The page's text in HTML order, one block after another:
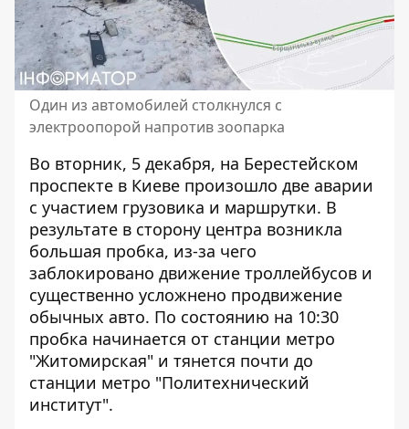
Один из автомобилей столкнулся с
электроопорой напротив зоопарка
Во вторник, 5 декабря, на Берестейском
проспекте в Киеве произошло две аварии
с участием грузовика и маршрутки. В
результате в сторону центра возникла
большая пробка, из-за чего
заблокировано движение троллейбусов и
существенно усложнено продвижение
обычных авто. По состоянию на 10:30
пробка начинается от станции метро
"Житомирская" и тянется почти до
станции метро "Политехнический
институт".